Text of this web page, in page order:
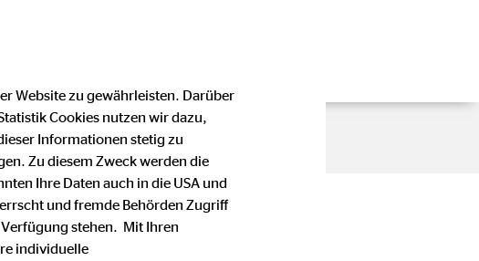
Website zu gewährleisten. Darüber
Cookies nutzen wir dazu,
Informationen stetig zu
Zu diesem Zweck werden die
Ihre Daten auch in die USA und
und fremde Behörden Zugriff
stehen. Mit Ihren
individuelle